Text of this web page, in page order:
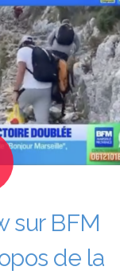
sur BFM
de la